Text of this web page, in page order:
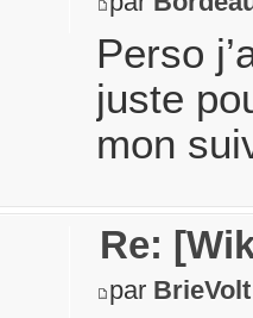
Perso
juste
mon
Re:
par BrieVolt